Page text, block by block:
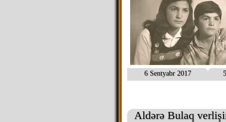
6 Sentyabr 2017
Aldərə Bulaq